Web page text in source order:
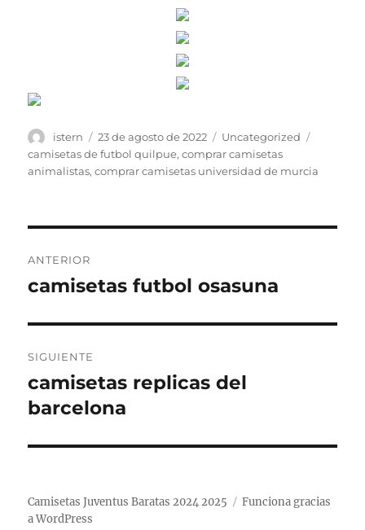
Autor
istern
Publicado
el
23 de agosto de 2022 Categorías
Uncategorized
camisetas de futbol quilpue,comprar camisetas
animalistas,comprar camisetas universidad de murcia
de
ANTERIOR
Entrada
camisetas futbol osasuna
SIGUIENTE
Entrada
siguiente:
camisetas replicas del
barcelona
Camisetas Juventus Baratas 2024 2025
Funciona gracias
a WordPress